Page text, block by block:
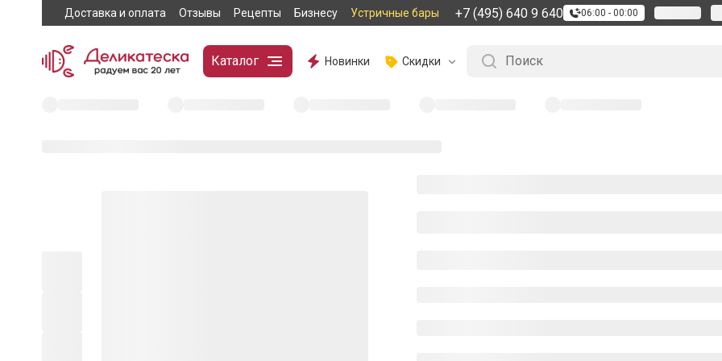
Доставка и оплата Отзывы Рецепты Бизнесу Устричные бары +7 (495) 640 9 640 06:00 - 00:00
Каталог Новинки Скидки